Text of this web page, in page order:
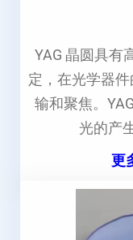
YAG 晶圆具有
定，在光学器
输和聚焦。
光的产
更